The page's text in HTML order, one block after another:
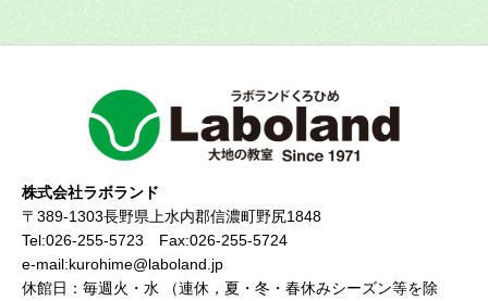
株式会社ラボランド
〒389-1303長野県上水内郡信濃町野尻1848
Tel:026-255-5723 Fax:026-255-5724
e-mail:kurohime@laboland.jp
休館日：毎週火・水 （連休，夏・冬・春休みシーズン等を除